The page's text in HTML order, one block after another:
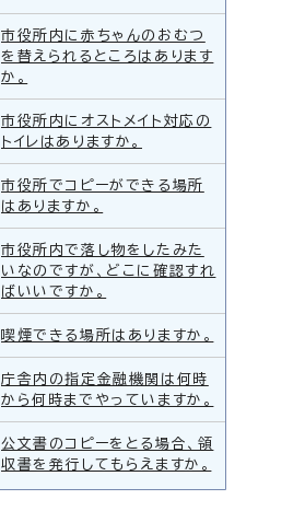
市役所内に赤ちゃんのおむつ
を替えられるところはあります
か。
市役所内にオストメイト対応の
トイレはありますか。
市役所でコピーができる場所
はありますか。
市役所内で落し物をしたみた
いなのですが、どこに確認すれ
ばいいですか。
喫煙できる場所はありますか。
庁舎内の指定金融機関は何時
から何時までやっていますか。
公文書のコピーをとる場合、領
収書を発行してもらえますか。